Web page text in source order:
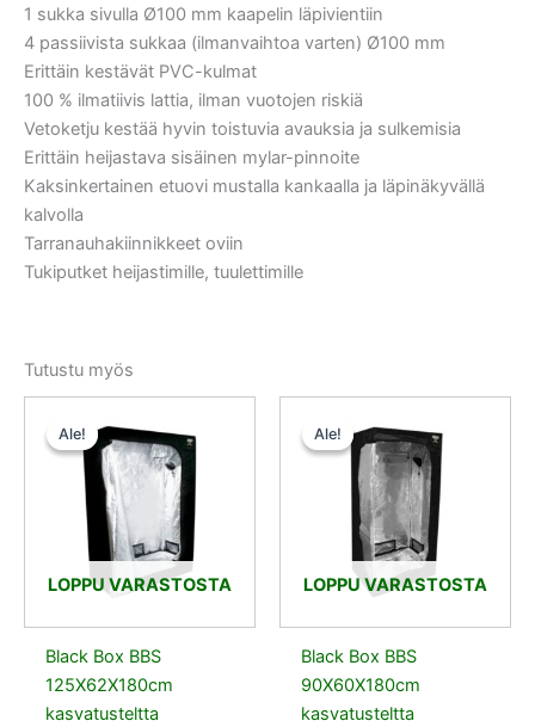
1 sukka sivulla Ø100 mm kaapelin läpivientiin
4 passiivista sukkaa (ilmanvaihtoa varten) Ø100 mm
Erittäin kestävät PVC-kulmat
100 % ilmatiivis lattia, ilman vuotojen riskiä
Vetoketju kestää hyvin toistuvia avauksia ja sulkemisia
Erittäin heijastava sisäinen mylar-pinnoite
Kaksinkertainen etuovi mustalla kankaalla ja läpinäkyvällä
kalvolla
Tarranauhakiinnikkeet oviin
Tukiputket heijastimille, tuulettimille
Tutustu myös
Ale!
LOPPU VARASTOSTA
Ale!
Black Box BBS
125X62X180cm
kasvatusteltta
hinta
oli:
151,00 €.
on:
135,90 €.
Ale!
LOPPU VARASTOSTA
Ale!
Black Box BBS
90X60X180cm
kasvatusteltta
hinta
oli:
121,00 €.
on:
108,90 €.